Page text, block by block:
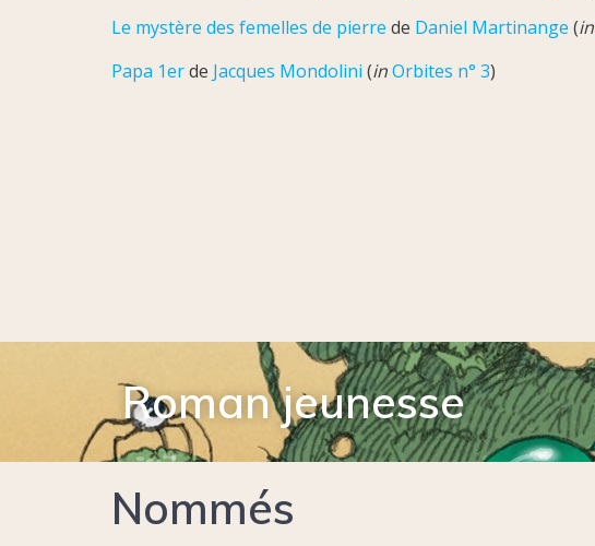
Le mystère des femelles de pierre de Daniel Martinange (in
Papa 1erde Jacques Mondolini (inOrbites n° 3)
Roman jeunesse
Nommés